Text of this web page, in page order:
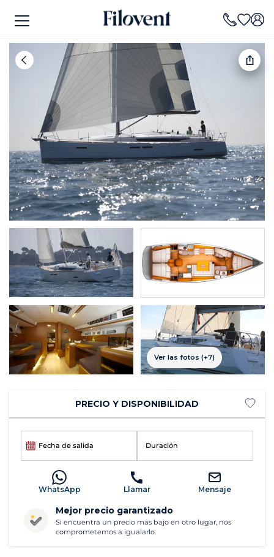
Ver las fotos (+7)
PRECIO Y DISPONIBILIDAD
Fecha de salida Duración
WhatsApp Llamar Mensaje
Mejor precio garantizado
Si encuentra un precio más bajo en otro lugar, nos
comprometemos a igualarlo.